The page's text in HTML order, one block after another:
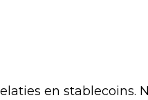
en stablecoins.